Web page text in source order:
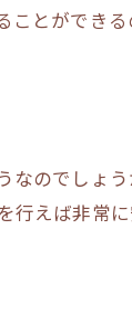
数の目安
感する方法
施術回数と
果を得るに
とができ
のでしょ
えば非常